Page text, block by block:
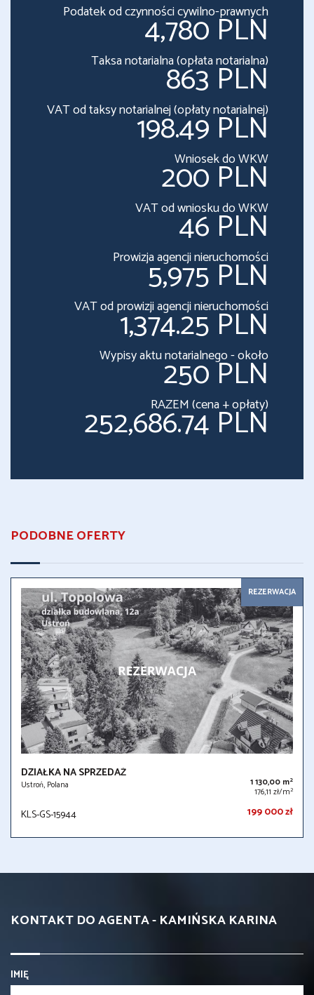
Podatek od czynności cywilno-prawnych
4,780 PLN
Taksa notarialna (opłata notarialna)
863 PLN
VAT od taksy notarialnej (opłaty notarialnej)
198.49 PLN
Wniosek do WKW
200 PLN
VAT od wniosku do WKW
46 PLN
Prowizja agencji nieruchomości
5,975 PLN
VAT od prowizji agencji nieruchomości
1,374.25 PLN
Wypisy aktu notarialnego - około
250 PLN
RAZEM (cena + opłaty)
252,686.74 PLN
PODOBNE OFERTY
REZERWACJA
DZIAŁKA NA SPRZEDAŻ
Ustroń, Polana 1 130,00 m2
176,11 zł/m2
KLS-GS-15944 199 000 zł
KONTAKT DO AGENTA - KAMIŃSKA KARINA
IMIĘ